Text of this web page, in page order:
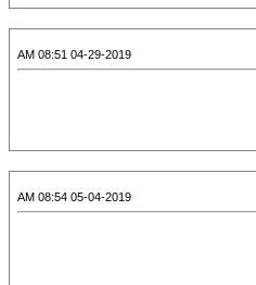
04-29-2019 08:51 AM
05-04-2019 08:54 AM